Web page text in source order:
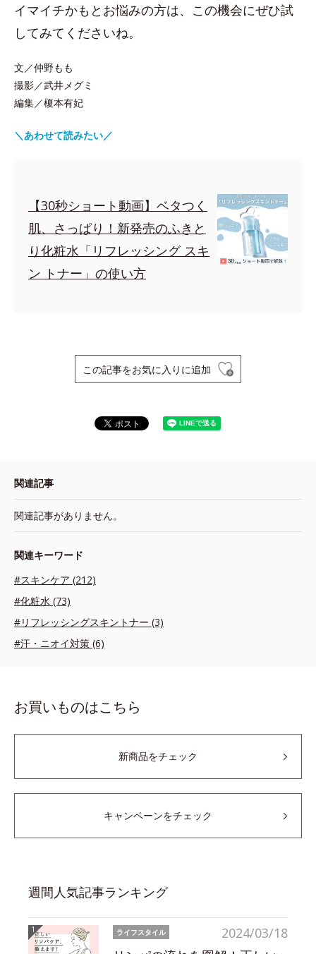
イマイチかもとお悩みの方は、この機会にぜひ試
してみてくださいね。
文／仲野もも
撮影／武井メグミ
編集／榎本有妃
＼あわせて読みたい／
【30秒ショート動画】ベタつく
肌、さっぱり！新発売のふきと
り化粧水「リフレッシング スキ
ン トナー」の使い方
この記事をお気に入りに追加
関連記事
関連記事がありません。
関連キーワード
#スキンケア (212)
#化粧水 (73)
#リフレッシングスキントナー (3)
#汗・ニオイ対策 (6)
お買いものはこちら
新商品をチェック
キャンペーンをチェック
週間人気記事ランキング
2024/03/18
ライフスタイル